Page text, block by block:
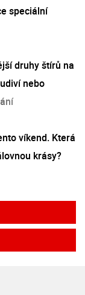
speciální
druhy štírů na
nebo
víkend. Která
krásy?